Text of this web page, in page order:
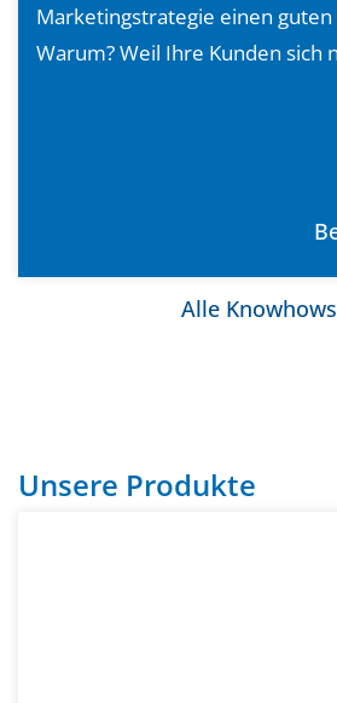
Marketingstrategie einen guten
Warum? Weil Ihre Kunden sich
Alle
Unsere Produkte